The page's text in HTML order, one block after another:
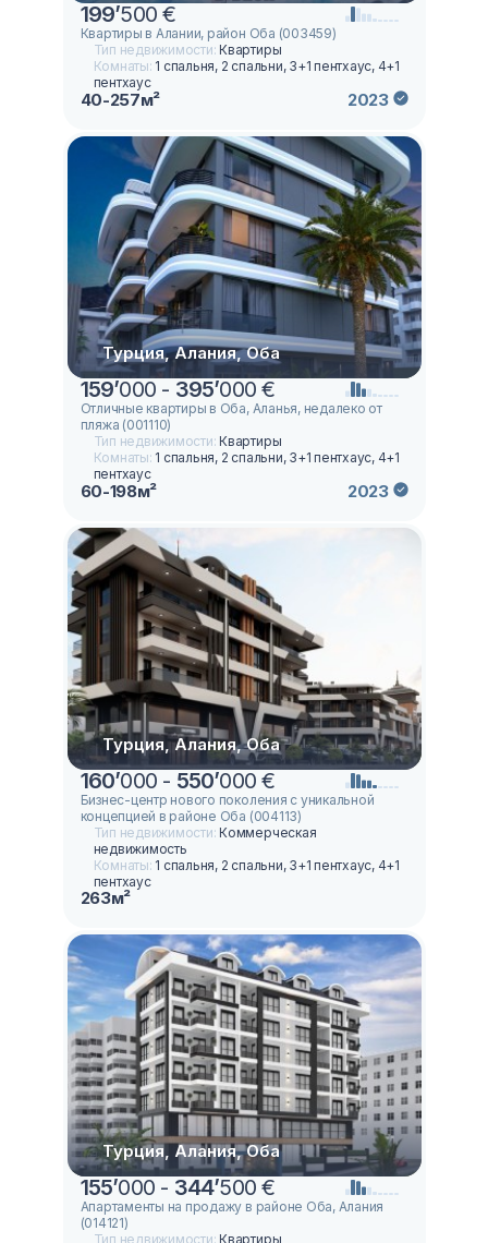
199’500 €
Квартиры в Алании, район Оба (003459)
Тип недвижимости:Квартиры
Комнаты: 1 спальня, 2 спальни, 3+1 пентхаус, 4+1
пентхаус
40-257м² 2023
Турция, Алания, Оба
159’000 - 395’000 €
Отличные квартиры в Оба, Аланья, недалеко от
пляжа (001110)
Тип недвижимости:Квартиры
Комнаты: 1 спальня, 2 спальни, 3+1 пентхаус, 4+1
пентхаус
60-198м² 2023
Турция, Алания, Оба
160’000 - 550’000 €
Бизнес-центр нового поколения с уникальной
концепцией в районе Оба (004113)
Тип недвижимости:Коммерческая
недвижимость
Комнаты: 1 спальня, 2 спальни, 3+1 пентхаус, 4+1
пентхаус
263м²
Турция, Алания, Оба
155’000 - 344’500 €
Апартаменты на продажу в районе Оба, Алания
(014121)
Тип недвижимости:Квартиры